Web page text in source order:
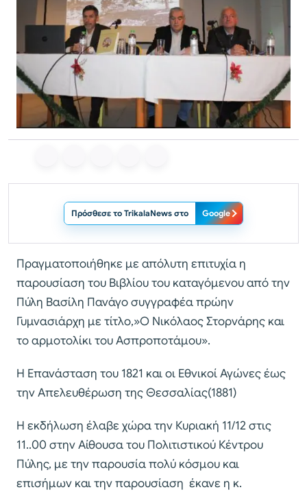
Πρόσθεσε το TrikalaNews στο Google
Πραγματοποιήθηκε με απόλυτη επιτυχία η
παρουσίαση του Βιβλίου του καταγόμενου από την
Πύλη Βασίλη Πανάγο συγγραφέα πρώην
Γυμνασιάρχη με τίτλο,»Ο Νικόλαος Στορνάρης και
το αρμοτολίκι του Ασπροποτάμου».
Η Επανάσταση του 1821 και οι Εθνικοί Αγώνες έως
την Απελευθέρωση της Θεσσαλίας(1881)
Η εκδήλωση έλαβε χώρα την Κυριακή 11/12 στις
11..00 στην Αίθουσα του Πολιτιστικού Κέντρου
Πύλης, με την παρουσία πολύ κόσμου και
επισήμων και την παρουσίαση έκανε η κ.